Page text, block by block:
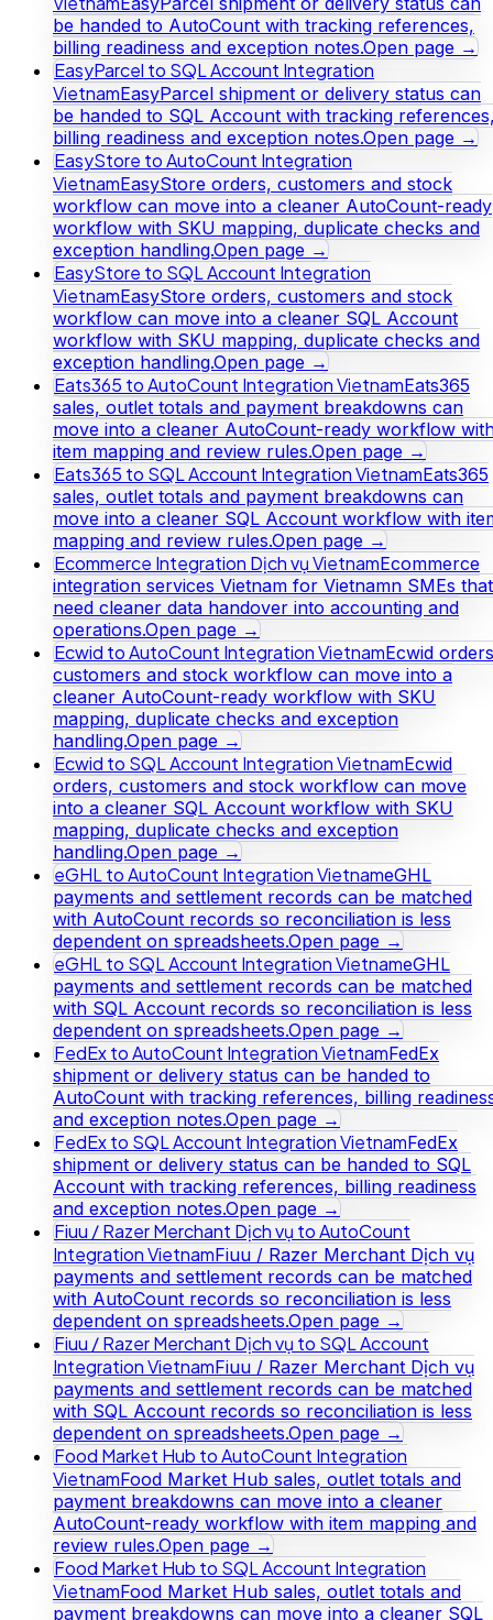
be handed to AutoCount with tracking references,
billing readiness and exception notes.Open page →
EasyParcel to SQL Account Integration
VietnamEasyParcel shipment or delivery status can
be handed to SQL Account with tracking
billing readiness and exception notes.Open page →
EasyStore to AutoCount Integration
VietnamEasyStore orders, customers and stock
workflow can move into a cleaner AutoCount-ready
workflow with SKU mapping, duplicate checks and
exception handling.Open page →
EasyStore to SQL Account Integration
VietnamEasyStore orders, customers and stock
workflow can move into a cleaner SQL Account
workflow with SKU mapping, duplicate checks and
exception handling.Open page →
Eats365 to AutoCount Integration VietnamEats365
sales, outlet totals and payment breakdowns can
move into a cleaner AutoCount-ready workflow
item mapping and review rules.Open page →
Eats365 to SQL Account Integration VietnamEats365
sales, outlet totals and payment breakdowns can
move into a cleaner SQL Account workflow with
mapping and review rules.Open page →
Ecommerce Integration Dịch vụ VietnamEcommerce
integration services Vietnam for Vietnamn SMEs that
need cleaner data handover into accounting and
operations.Open page →
Ecwid to AutoCount Integration VietnamEcwid
customers and stock workflow can move into a
cleaner AutoCount-ready workflow with SKU
mapping, duplicate checks and exception
handling.Open page →
Ecwid to SQL Account Integration VietnamEcwid
orders, customers and stock workflow can move
into a cleaner SQL Account workflow with SKU
mapping, duplicate checks and exception
handling.Open page →
eGHL to AutoCount Integration VietnameGHL
payments and settlement records can be matched
with AutoCount records so reconciliation is less
dependent on spreadsheets.Open page →
eGHL to SQL Account Integration VietnameGHL
payments and settlement records can be matched
with SQL Account records so reconciliation is less
dependent on spreadsheets.Open page →
FedEx to AutoCount Integration VietnamFedEx
shipment or delivery status can be handed to
AutoCount with tracking references, billing
and exception notes.Open page →
FedEx to SQL Account Integration VietnamFedEx
shipment or delivery status can be handed to SQL
Account with tracking references, billing readiness
and exception notes.Open page →
Fiuu / Razer Merchant Dịch vụ to AutoCount
Integration VietnamFiuu / Razer Merchant Dịch vụ
payments and settlement records can be matched
with AutoCount records so reconciliation is less
dependent on spreadsheets.Open page →
Fiuu / Razer Merchant Dịch vụ to SQL Account
Integration VietnamFiuu / Razer Merchant Dịch vụ
payments and settlement records can be matched
with SQL Account records so reconciliation is less
dependent on spreadsheets.Open page →
Food Market Hub to AutoCount Integration
VietnamFood Market Hub sales, outlet totals and
payment breakdowns can move into a cleaner
AutoCount-ready workflow with item mapping and
review rules.Open page →
Food Market Hub to SQL Account Integration
VietnamFood Market Hub sales, outlet totals and
payment breakdowns can move into a cleaner SQL